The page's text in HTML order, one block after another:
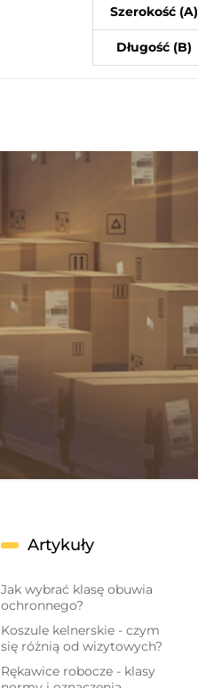
Szerokość (A)
Długość (B)
Artykuły
Jak wybrać klasę obuwia
ochronnego?
Koszule kelnerskie - czym
się różnią od wizytowych?
Rękawice robocze - klasy